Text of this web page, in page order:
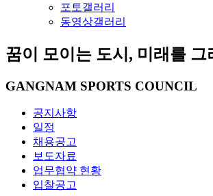
포토갤러리
동영상갤러리
꿈이 모이는 도시, 미래를 그
GANGNAM SPORTS COUNCIL
공지사항
일정
채용공고
보도자료
업무협약 현황
입찰공고